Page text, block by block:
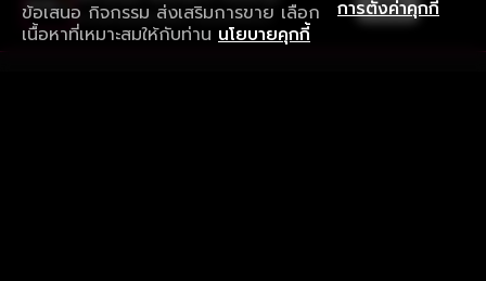
ข้อเสนอ กิจกรรม ส่งเสริมการขาย เลือก
เนื้อหาที่เหมาะสมให้กับท่าน นโยบายคุกกี้
การตั้งค่าคุกกี้
ดาวน์โหลดแอปเพื่อการรับชมที่ดีกว่า เปิด